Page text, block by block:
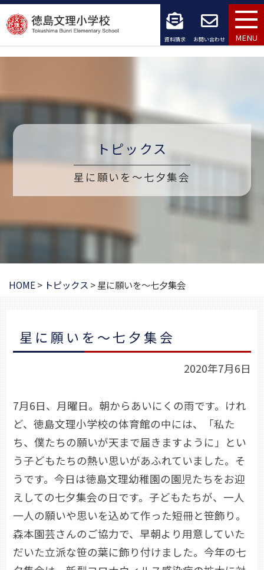
コ
ン
テ
ツ
キ
プ
資料請求 お問い合わせ MENU
トピックス
星に願いを～七夕集会
HOME> トピックス >星に願いを～七夕集会
星に願いを～七夕集会
2020年7月6日
7月6日、月曜日。朝からあいにくの雨です。けれ
ど、徳島文理小学校の体育館の中には、「私た
ち、僕たちの願いが天まで届きますように」とい
う子どもたちの熱い思いがあふれていました。そ
うです。今日は徳島文理幼稚園の園児たちをお迎
えしての七夕集会の日です。子どもたちが、一人
一人の願いや思いを込めて作った短冊と笹飾り。
森本園芸さんのご協力で、早朝より用意していた
だいた立派な笹の葉に飾り付けました。今年の七